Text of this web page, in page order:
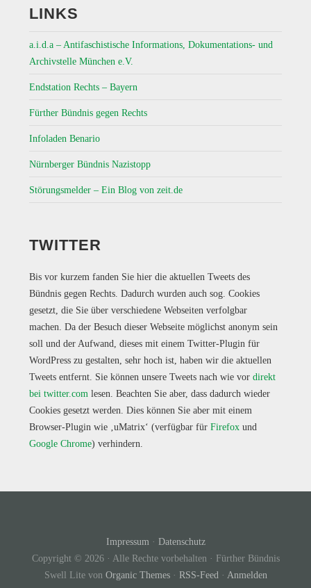
LINKS
a.i.d.a – Antifaschistische Informations, Dokumentations- und
Archivstelle München e.V.
Endstation Rechts – Bayern
Fürther Bündnis gegen Rechts
Infoladen Benario
Nürnberger Bündnis Nazistopp
Störungsmelder – Ein Blog von zeit.de
TWITTER
Bis vor kurzem fanden Sie hier die aktuellen Tweets des
Bündnis gegen Rechts. Dadurch wurden auch sog. Cookies
gesetzt, die Sie über verschiedene Webseiten verfolgbar
machen. Da der Besuch dieser Webseite möglichst anonym sein
soll und der Aufwand, dieses mit einem Twitter-Plugin für
WordPress zu gestalten, sehr hoch ist, haben wir die aktuellen
Tweets entfernt. Sie können unsere Tweets nach wie vor direkt
bei twitter.com lesen. Beachten Sie aber, dass dadurch wieder
Cookies gesetzt werden. Dies können Sie aber mit einem
Browser-Plugin wie ‚uMatrix‘ (verfügbar für Firefoxund
Google Chrome) verhindern.
Impressum · Datenschutz
Copyright © 2026 · Alle Rechte vorbehalten · Fürther Bündnis
Swell Lite von Organic Themes· RSS-Feed · Anmelden